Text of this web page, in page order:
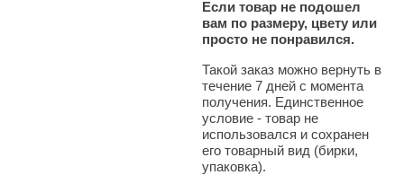
Если товар не подошел
вам по размеру, цвету или
просто не понравился.
Такой заказ можно вернуть в
течение 7 дней с момента
получения. Единственное
условие - товар не
использовался и сохранен
его товарный вид (бирки,
упаковка).